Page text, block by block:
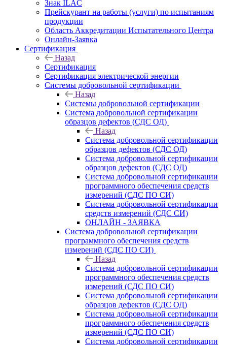
Знак ILAC
Прейскурант на работы (услуги) по испытаниям
продукции
Область Аккредитации Испытательного Центра
Онлайн-Заявка
Сертификация
Назад
Сертификация
Сертификация электрической энергии
Системы добровольной сертификации
Назад
Системы добровольной сертификации
Система добровольной сертификации
образцов дефектов (СДС ОД)
Назад
Система добровольной сертификации
образцов дефектов (СДС ОД)
Система добровольной сертификации
образцов дефектов (СДС ОД)
Система добровольной сертификации
программного обеспечения средств
измерений (СДС ПО СИ)
Система добровольной сертификации
средств измерений (СДС СИ)
ОНЛАЙН - ЗАЯВКА
Система добровольной сертификации
программного обеспечения средств
измерений (СДС ПО СИ)
Назад
Система добровольной сертификации
программного обеспечения средств
измерений (СДС ПО СИ)
Система добровольной сертификации
образцов дефектов (СДС ОД)
Система добровольной сертификации
программного обеспечения средств
измерений (СДС ПО СИ)
Система добровольной сертификации